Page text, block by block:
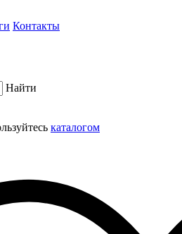
Контакты
Найти
каталогом